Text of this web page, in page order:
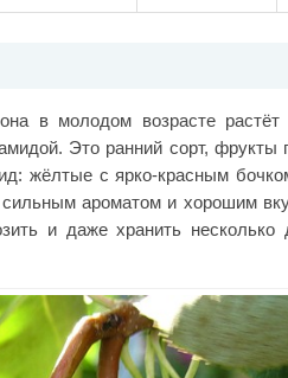
в молодом возрасте растёт
Это ранний сорт, фрукты
жёлтые с ярко-красным
сильным ароматом и хорошим
и даже хранить несколько